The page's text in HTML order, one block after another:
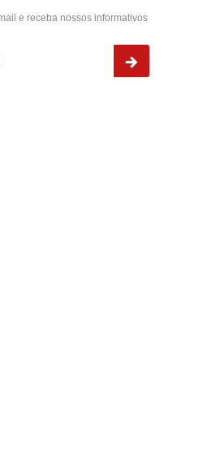
e receba nossos informativos